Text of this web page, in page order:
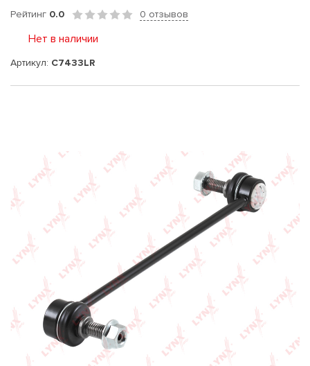
Рейтинг 0.0 0 отзывов
Нет в наличии
Артикул: C7433LR